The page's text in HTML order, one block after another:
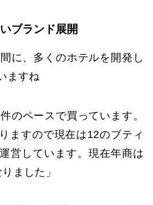
ブランド展開
に、多くのホテルを開発し
ますね
のペースで買っています。
ますので現在は12のブティ
営しています。現在年商は
ました」